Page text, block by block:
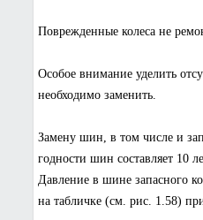
Поврежденные колеса не
Особое внимание уделить
необходимо заменить.
Замену шин, в том числе и
годности шин составляет 10
Давление в шине запасного
на табличке (см. рис. 1.58)